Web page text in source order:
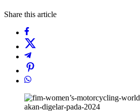
Share this article